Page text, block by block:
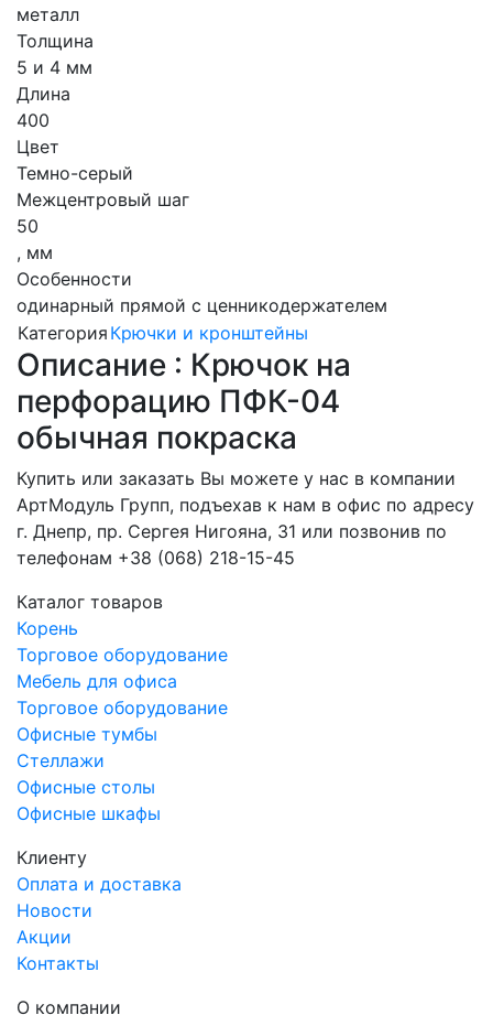
металл
Толщина
5 и 4 мм
Длина
400
Цвет
Темно-серый
Межцентровый шаг
50
, мм
Особенности
одинарный прямой с ценникодержателем
Категория Крючки и кронштейны
Описание : Крючок на
перфорацию ПФК-04
обычная покраска
Купить или заказать Вы можете у нас в компании
АртМодуль Групп, подъехав к нам в офис по адресу
г. Днепр, пр. Сергея Нигояна, 31 или позвонив по
телефонам +38 (068) 218-15-45
Каталог товаров
Корень
Торговое оборудование
Мебель для офиса
Торговое оборудование
Офисные тумбы
Стеллажи
Офисные столы
Офисные шкафы
Клиенту
Оплата и доставка
Новости
Акции
Контакты
О компании